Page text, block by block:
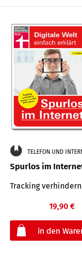
TELEFON UND
Spurlos im
Tracking
19,90 €